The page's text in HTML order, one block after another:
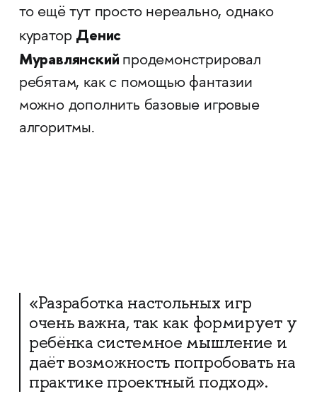
то ещё тут просто нереально, однако
куратор Денис
Муравлянский продемонстрировал
ребятам, как с помощью фантазии
можно дополнить базовые игровые
алгоритмы.
«Разработка настольных игр
очень важна, так как формирует у
ребёнка системное мышление и
даёт возможность попробовать на
практике проектный подход».